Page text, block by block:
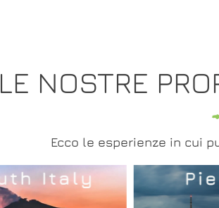
LE NOSTRE
Ecco le esperienze in cui